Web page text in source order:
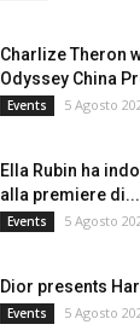
Charlize Theron
Odyssey China
Events 5 Agosto
Ella Rubin ha
alla premiere di...
Events 5 Agosto
Dior presents
Events 5 Agosto